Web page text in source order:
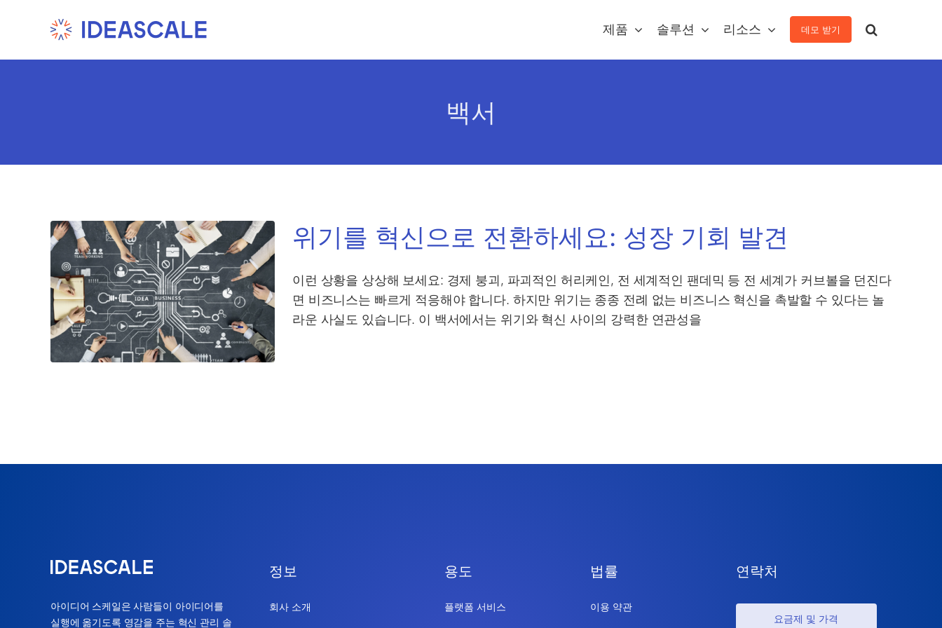
제품 솔루션 리소스 데모 받기
백서
위기를 혁신으로 전환하세요: 성장 기회 발견
이런 상황을 상상해 보세요: 경제 붕괴, 파괴적인 허리케인, 전 세계적인 팬데믹 등 전 세계가 커브볼을 던진다
면 비즈니스는 빠르게 적응해야 합니다. 하지만 위기는 종종 전례 없는 비즈니스 혁신을 촉발할 수 있다는 놀
라운 사실도 있습니다. 이 백서에서는 위기와 혁신 사이의 강력한 연관성을
아이디어 스케일은 사람들이 아이디어를
실행에 옮기도록 영감을 주는 혁신 관리 솔
정보
회사 소개
용도
플랫폼 서비스
법률
이용 약관
연락처
요금제 및 가격